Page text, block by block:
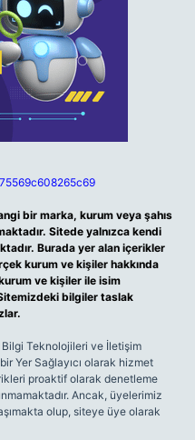
bir marka, kurum veya şahıs
Sitede yalnızca kendi
Burada yer alan içerikler
kurum ve kişiler hakkında
ve kişiler ile isim
bilgiler taslak
Bilgi Teknolojileri ve İletişim
Yer Sağlayıcı olarak hizmet
proaktif olarak denetleme
Ancak, üyelerimiz
olup, siteye üye olarak